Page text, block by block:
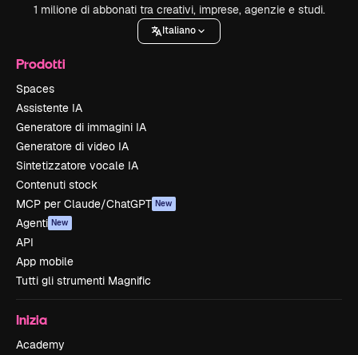
1 milione di abbonati tra creativi, imprese, agenzie e studi.
Italiano
Prodotti
Spaces
Assistente IA
Generatore di immagini IA
Generatore di video IA
Sintetizzatore vocale IA
Contenuti stock
MCP per Claude/ChatGPT New
Agenti New
API
App mobile
Tutti gli strumenti Magnific
Inizia
Academy